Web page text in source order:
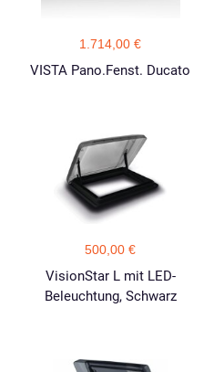
1.714,00 €
VISTA Pano.Fenst. Ducato
500,00 €
VisionStar L mit LED-
Beleuchtung, Schwarz